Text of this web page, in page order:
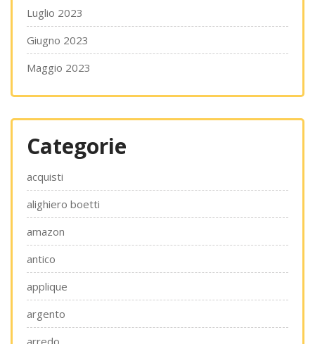
Luglio 2023
Giugno 2023
Maggio 2023
Categorie
acquisti
alighiero boetti
amazon
antico
applique
argento
arredo